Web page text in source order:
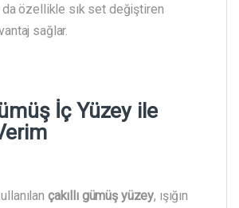
özellikle sık set değiştiren
sağlar.
İç Yüzey ile
çakıllı gümüş yüzey, ışığın